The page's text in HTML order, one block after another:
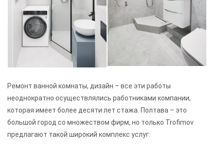
Ремонт ванной комнаты, дизайн – все эти работы
неоднократно осуществлялись работниками компании,
которая имеет более десяти лет стажа. Полтава – это
большой город со множеством фирм, но только Trofimov
предлагают такой широкий комплекс услуг.